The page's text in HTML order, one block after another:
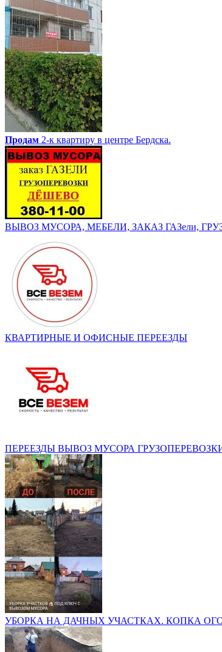
Продам 2-к квартиру в центре Бердска.
ВЫВОЗ МУСОРА, МЕБЕЛИ, ЗАКАЗ ГАЗели,
КВАРТИРНЫЕ И ОФИСНЫЕ ПЕРЕЕЗДЫ
ПЕРЕЕЗДЫ ВЫВОЗ МУСОРА
УБОРКА НА ДАЧНЫХ УЧАСТКАХ. КОПКА